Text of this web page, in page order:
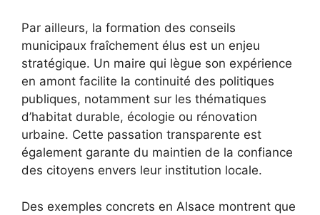
Par ailleurs, la formation des conseils
municipaux fraîchement élus est un enjeu
stratégique. Un maire qui lègue son expérience
en amont facilite la continuité des politiques
publiques, notamment sur les thématiques
d’habitat durable, écologie ou rénovation
urbaine. Cette passation transparente est
également garante du maintien de la confiance
des citoyens envers leur institution locale.
Des exemples concrets en Alsace montrent que